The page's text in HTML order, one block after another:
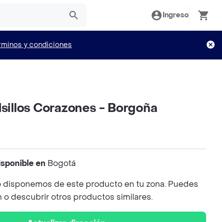
Ingreso
y condiciones
Corazones - Borgoña
en Bogotá
disponemos de este producto en tu zona. Puedes
o descubrir otros productos similares.